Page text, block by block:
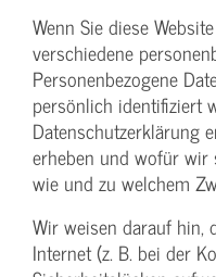
Wenn Sie diese
verschiedene
Personenbezogene
persönlich identifiziert
Datenschutzerklärung
erheben und wofür wir
wie und zu welchem
Wir weisen darauf hin,
Internet (z. B. bei der